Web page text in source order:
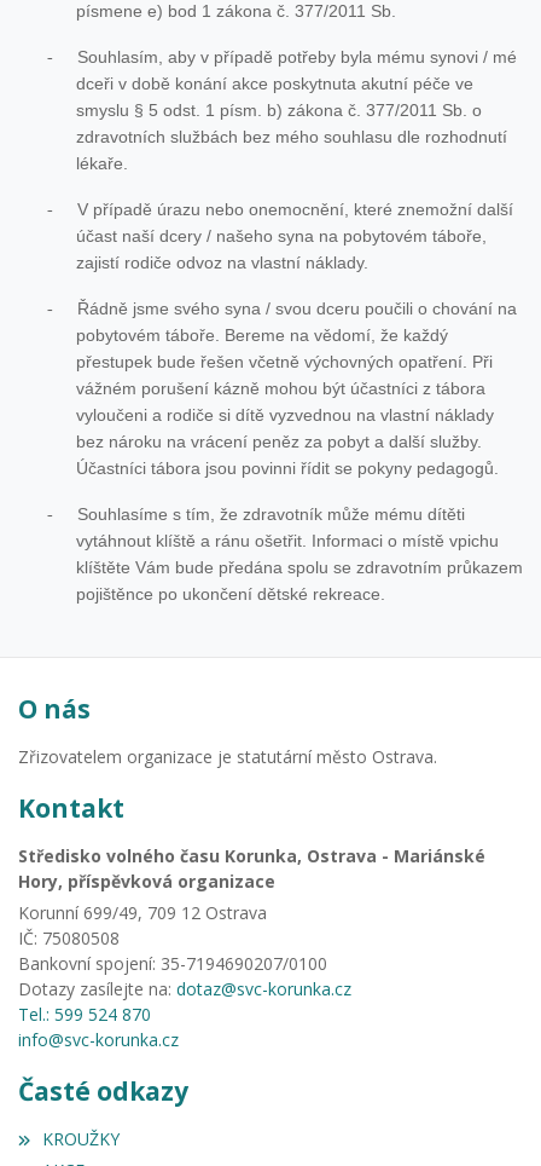
písmene e) bod 1 zákona č. 377/2011 Sb.
-
Souhlasím, aby v případě potřeby byla mému synovi / mé
dceři v době konání akce poskytnuta akutní péče ve
smyslu § 5 odst. 1 písm. b) zákona č. 377/2011 Sb. o
zdravotních službách bez mého souhlasu dle rozhodnutí
lékaře.
-
V případě úrazu nebo onemocnění, které znemožní další
účast naší dcery / našeho syna na pobytovém táboře,
zajistí rodiče odvoz na vlastní náklady.
-
Řádně jsme svého syna / svou dceru poučili o chování na
pobytovém táboře. Bereme na vědomí, že každý
přestupek bude řešen včetně výchovných opatření. Při
vážném porušení kázně mohou být účastníci z tábora
vyloučeni a rodiče si dítě vyzvednou na vlastní náklady
bez nároku na vrácení peněz za pobyt a další služby.
Účastníci tábora jsou povinni řídit se pokyny pedagogů.
-
Souhlasíme s tím, že zdravotník může mému dítěti
vytáhnout klíště a ránu ošetřit. Informaci o místě vpichu
klíštěte Vám bude předána spolu se zdravotním průkazem
pojištěnce po ukončení dětské rekreace.
O nás
Zřizovatelem organizace je statutární město Ostrava.
Kontakt
Středisko volného času Korunka, Ostrava - Mariánské
Hory, příspěvková organizace
Korunní 699/49, 709 12 Ostrava
IČ: 75080508
Bankovní spojení: 35-7194690207/0100
Dotazy zasílejte na: dotaz@svc-korunka.cz
Tel.: 599 524 870
info@svc-korunka.cz
Časté odkazy
KROUŽKY